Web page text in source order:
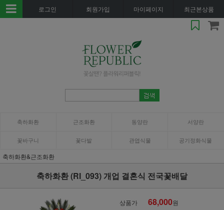
로그인 회원가입 마이페이지 최근본상품
축하화환 근조화환 동양란 서양란
꽃바구니 꽃다발 관엽식물 공기정화식물
축하화환&근조화환
축하화환 (RI_093) 개업 결혼식 전국꽃배달
상품가 68,000원